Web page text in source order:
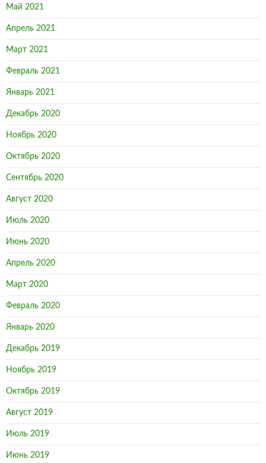
Май 2021
Апрель 2021
Март 2021
Февраль 2021
Январь 2021
Декабрь 2020
Ноябрь 2020
Октябрь 2020
Сентябрь 2020
Август 2020
Июль 2020
Июнь 2020
Апрель 2020
Март 2020
Февраль 2020
Январь 2020
Декабрь 2019
Ноябрь 2019
Октябрь 2019
Август 2019
Июль 2019
Июнь 2019